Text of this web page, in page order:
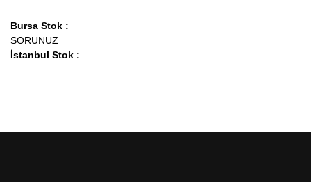
Bursa Stok :
SORUNUZ
İstanbul Stok :